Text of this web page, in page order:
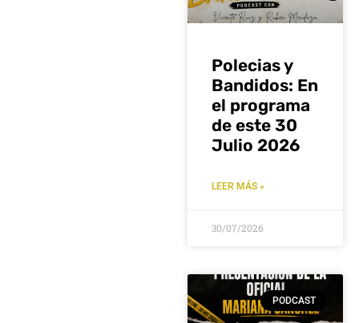
Polecias y
Bandidos: En
el programa
de este 30
Julio 2026
LEER MÁS »
30/07/2026
PODCAST